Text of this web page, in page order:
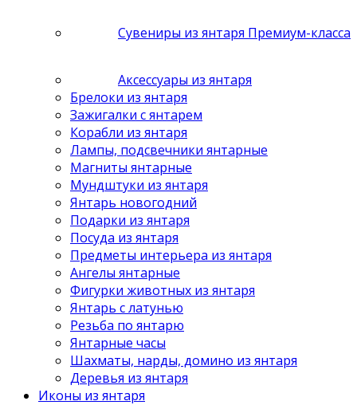
Сувениры из янтаря Премиум-класса
Аксессуары из янтаря
Брелоки из янтаря
Зажигалки с янтарем
Корабли из янтаря
Лампы, подсвечники янтарные
Магниты янтарные
Мундштуки из янтаря
Янтарь новогодний
Подарки из янтаря
Посуда из янтаря
Предметы интерьера из янтаря
Ангелы янтарные
Фигурки животных из янтаря
Янтарь с латунью
Резьба по янтарю
Янтарные часы
Шахматы, нарды, домино из янтаря
Деревья из янтаря
Иконы из янтаря